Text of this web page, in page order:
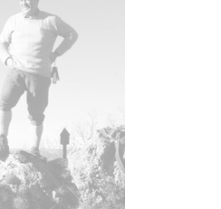
CC BY-NC-SA 4.0